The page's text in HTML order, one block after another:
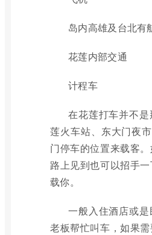
岛内高雄及台北有
花莲内部交通
计程车
在花莲打车并不
莲火车站、东大门夜
门停车的位置来载客
路上见到也可以招手
载你。
一般入住酒店或
老板帮忙叫车，如果